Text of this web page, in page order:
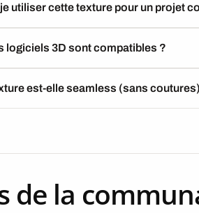
utiliser cette texture pour un projet
logiciels 3D sont compatibles ?
est-elle seamless (sans
de la